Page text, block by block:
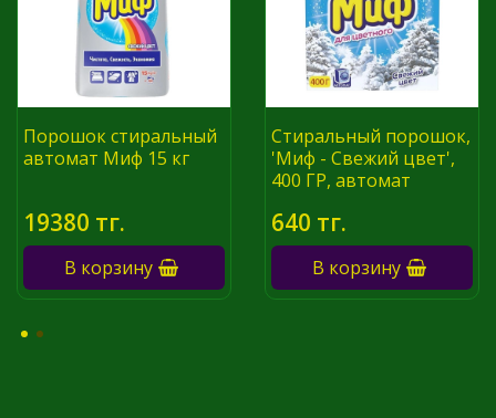
Порошок стиральный
автомат Миф 15 кг
19380 тг.
В корзину
Стиральный порошок,
'Миф - Свежий цвет',
400 ГР, автомат
640 тг.
В корзину